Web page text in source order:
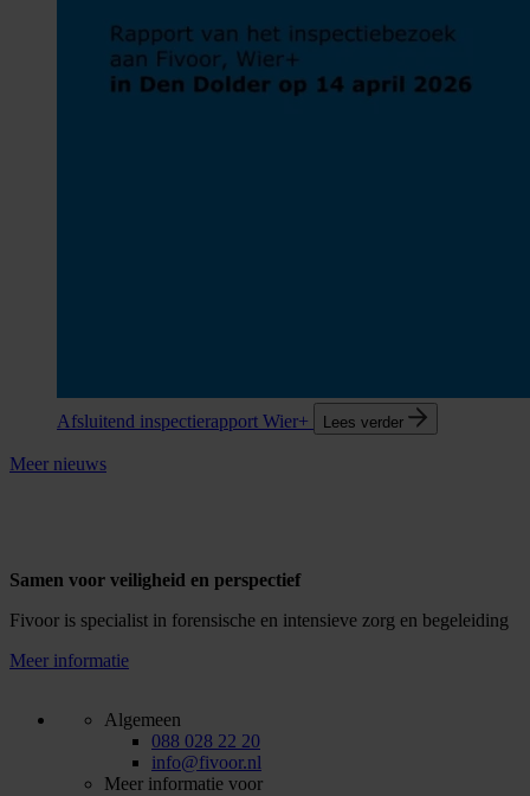
Afsluitend inspectierapport Wier+ Lees verder
Meer nieuws
Samen voor veiligheid en perspectief
Fivoor is specialist in forensische en intensieve zorg en begeleiding
Meer informatie
Algemeen
088 028 22 20
info@fivoor.nl
Meer informatie voor